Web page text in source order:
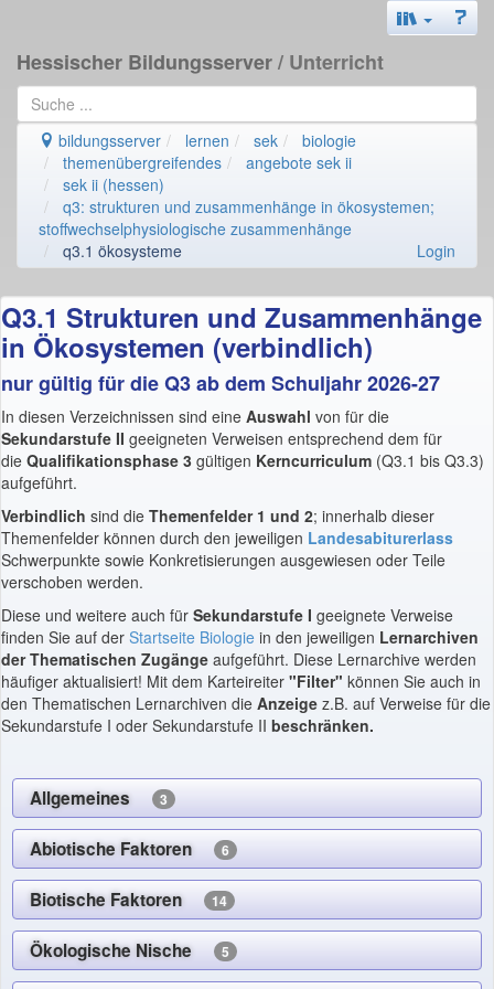
Hessischer Bildungsserver/ Unterricht
bildungsserver lernen sek
biologie
themenübergreifendes
angebote sek ii
sek ii (hessen)
q3: strukturen und zusammenhänge in ökosystemen;
stoffwechselphysiologische zusammenhänge
q3.1 ökosysteme
Login
Q3.1 Strukturen und Zusammenhänge
in Ökosystemen (verbindlich)
nur gültig für die Q3 ab dem Schuljahr 2026-27
In diesen Verzeichnissen sind eine Auswahl von für die
Sekundarstufe II geeigneten Verweisen entsprechend dem für
die Qualifikationsphase 3 gültigen Kerncurriculum (Q3.1 bis Q3.3)
aufgeführt.
Verbindlich sind die Themenfelder 1 und 2; innerhalb dieser
Themenfelder können durch den jeweiligen Landesabiturerlass
Schwerpunkte sowie Konkretisierungen ausgewiesen oder Teile
verschoben werden.
Diese und weitere auch für Sekundarstufe I geeignete Verweise
finden Sie auf der Startseite Biologie in den jeweiligen Lernarchiven
der Thematischen Zugänge aufgeführt. Diese Lernarchive werden
häufiger aktualisiert! Mit dem Karteireiter "Filter" können Sie auch in
den Thematischen Lernarchiven die Anzeige z.B. auf Verweise für die
Sekundarstufe I oder Sekundarstufe II beschränken.
Allgemeines 3
Abiotische Faktoren 6
Biotische Faktoren 14
Ökologische Nische 5